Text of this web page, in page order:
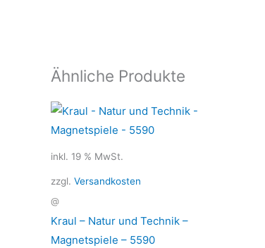
Ähnliche Produkte
inkl. 19 % MwSt.
zzgl. Versandkosten
@
Kraul – Natur und Technik –
Magnetspiele – 5590